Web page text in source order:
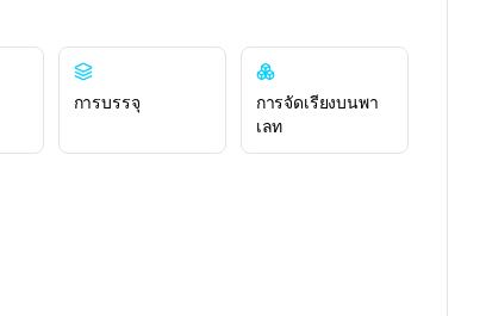
การบรรจุ
การจัดเรียงบนพา
เลท